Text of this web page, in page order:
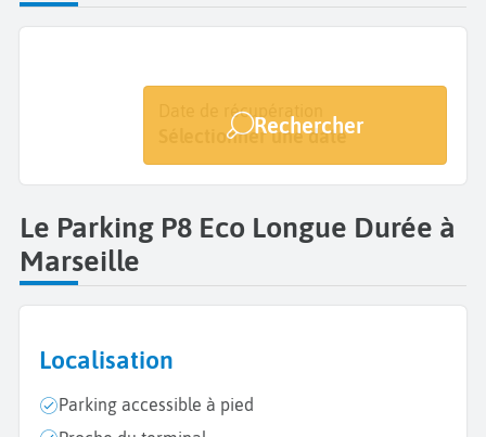
Date de dépôt
Sélectionner une date
Date de récupération
Sélectionner une date
Rechercher
Le Parking P8 Eco Longue Durée à
Marseille
Localisation
Parking accessible à pied